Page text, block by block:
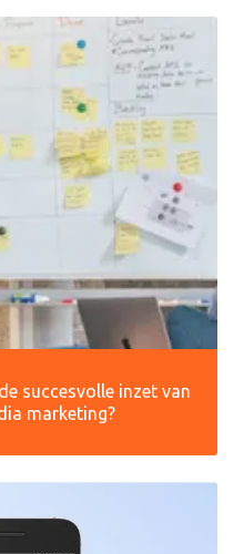
succesvolle inzet van
marketing?